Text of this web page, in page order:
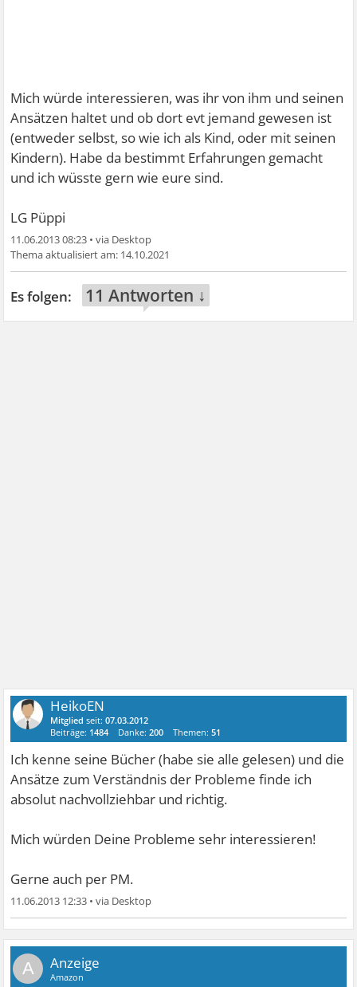
Mich würde interessieren, was ihr von ihm und seinen
Ansätzen haltet und ob dort evt jemand gewesen ist
(entweder selbst, so wie ich als Kind, oder mit seinen
Kindern). Habe da bestimmt Erfahrungen gemacht
und ich wüsste gern wie eure sind.
LG Püppi
11.06.2013 08:23 •
14.10.2021
11 Antworten ↓
HeikoEN
Mitglied seit:07.03.2012
Beiträge: 1484 Danke:200 Themen:51
Ich kenne seine Bücher (habe sie alle gelesen) und die
Ansätze zum Verständnis der Probleme finde ich
absolut nachvollziehbar und richtig.
Mich würden Deine Probleme sehr interessieren!
Gerne auch per PM.
11.06.2013 12:33 •
A